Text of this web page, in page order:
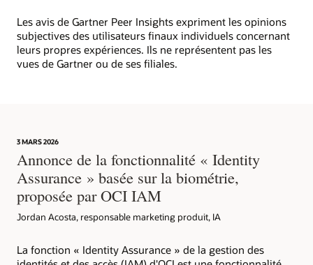
Les avis de Gartner Peer Insights expriment les opinions
subjectives des utilisateurs finaux individuels concernant
leurs propres expériences. Ils ne représentent pas les
vues de Gartner ou de ses filiales.
3 MARS 2026
Annonce de la fonctionnalité « Identity
Assurance » basée sur la biométrie,
proposée par OCI IAM
Jordan Acosta, responsable marketing produit, IA
La fonction « Identity Assurance » de la gestion des